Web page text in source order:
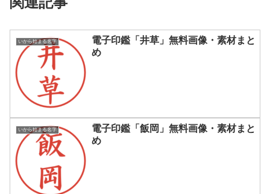
いから始まる名字
電子印鑑「井草」無料画像・素材まと
め
いから始まる名字
電子印鑑「飯岡」無料画像・素材まと
め